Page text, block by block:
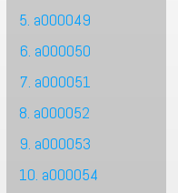
5. a000049
6. a000050
7. a000051
8. a000052
9. a000053
10. a000054